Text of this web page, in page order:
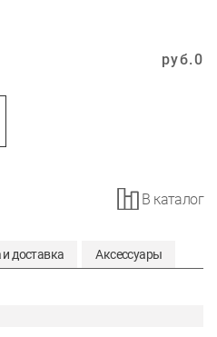
0
руб.
В каталог
доставка Аксессуары